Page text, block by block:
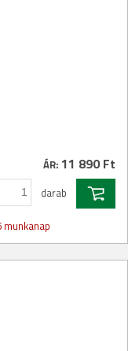
ÁR: 11 890 Ft
darab